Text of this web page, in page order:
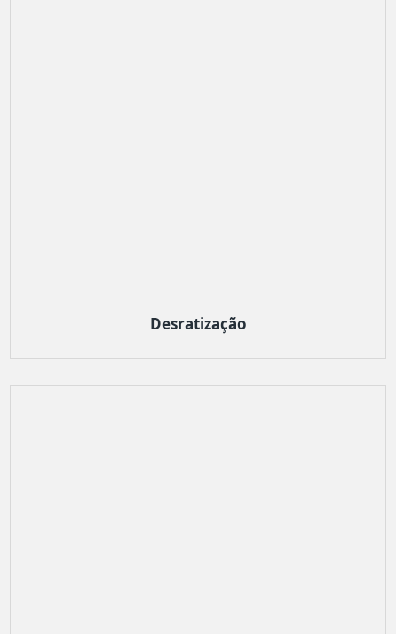
Desratização